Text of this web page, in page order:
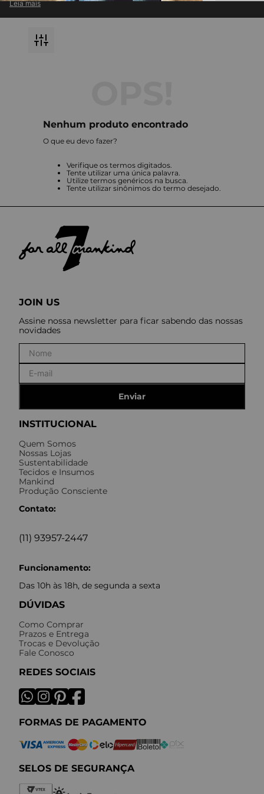
atemporal com inovação em cada detalhe.
Descubra jeans premium e roupas exclusivas, perfeitas para compor
Leia mais
Nenhum produto encontrado
O que eu devo fazer?
Verifique os termos digitados.
Tente utilizar uma única palavra.
Utilize termos genéricos na busca.
Tente utilizar sinônimos do termo desejado.
INSTITUCIONAL
Quem Somos
Nossas Lojas
Sustentabilidade
Tecidos e Insumos
Mankind
Produção Consciente
Contato:
(11) 93957-2447
Funcionamento:
Das 10h às 18h, de segunda a sexta
DÚVIDAS
Como Comprar
Prazos e Entrega
Trocas e Devolução
Fale Conosco
REDES SOCIAIS
FORMAS DE PAGAMENTO
SELOS DE SEGURANÇA
JOIN US
Assine nossa newsletter para ficar sabendo das nossas
novidades
Enviar